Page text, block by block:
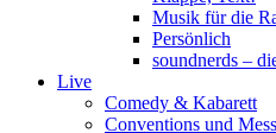
Musik für die
Persönlich
soundnerds –
Live
Comedy & Kabarett
Conventions und